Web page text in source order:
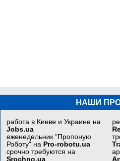
НАШИ
работа в Киеве и Украине на
Jobs.ua
еженедельник "Пропоную
Роботу" на Pro-robotu.ua
срочно требуются на
Srochno.ua